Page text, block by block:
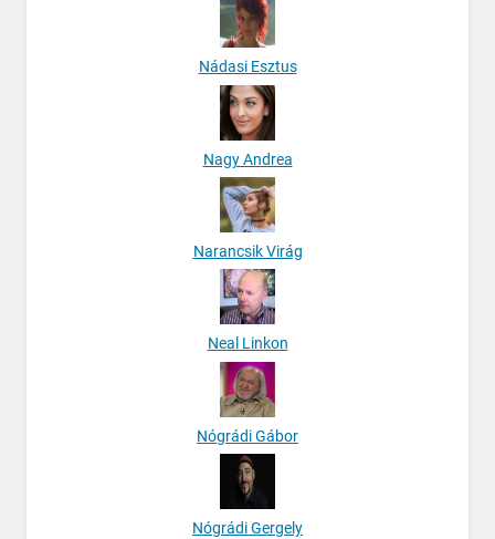
Nádasi Esztus
Nagy Andrea
Narancsik Virág
Neal Linkon
Nógrádi Gábor
Nógrádi Gergely